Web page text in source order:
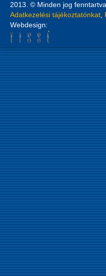
2013. © Minden jog
Adatkezelési tájékoztatónkat
Webdesign: